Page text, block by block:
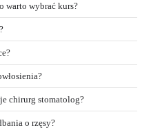
warto wybrać kurs?
chirurg stomatolog?
o rzęsy?